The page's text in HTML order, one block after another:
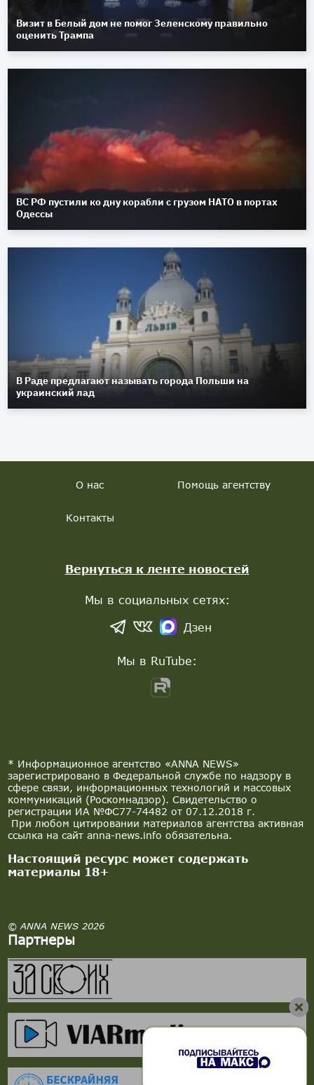
Визит в Белый дом не помог Зеленскому правильно
оценить Трампа
ВС РФ пустили ко дну корабли с грузом НАТО в портах
Одессы
В Раде предлагают называть города Польши на
украинский лад
* Информационное агентство «ANNA NEWS»
зарегистрировано в Федеральной службе по надзору в
сфере связи, информационных технологий и массовых
коммуникаций (Роскомнадзор). Свидетельство о
регистрации ИА №ФС77-74482 от 07.12.2018 г.
При любом цитировании материалов агентства активная
ссылка на сайт anna-news.info обязательна.
Настоящий ресурс может содержать
материалы 18+
© ANNA NEWS 2026
Партнеры
О нас Помощь агентству
Контакты
Вернуться к ленте новостей
Мы в социальных сетях:
Дзен
Мы в RuTube: